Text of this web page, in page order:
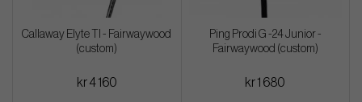
Callaway Elyte TI - Fairwaywood
(custom)
kr 4 160
Ping Prodi G -24 Junior -
Fairwaywood (custom)
kr 1 680